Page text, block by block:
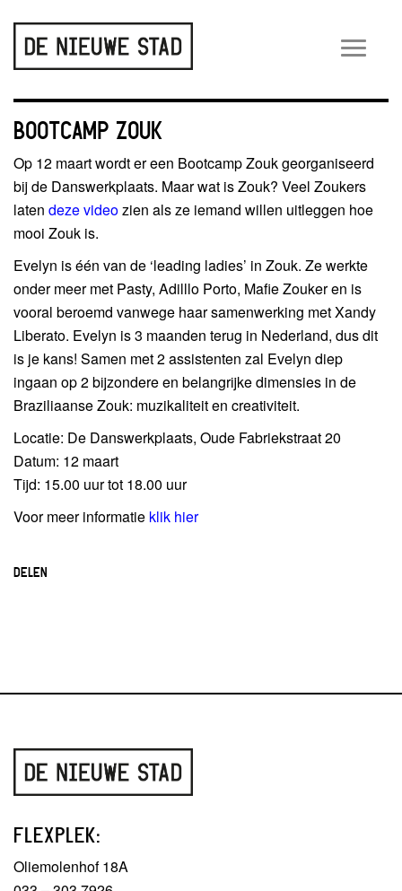
BOOTCAMP ZOUK
Op 12 maart wordt er een Bootcamp Zouk georganiseerd
bij de Danswerkplaats. Maar wat is Zouk? Veel Zoukers
laten deze videozien als ze iemand willen uitleggen hoe
mooi Zouk is.
Evelyn is één van de ‘leading ladies’ in Zouk. Ze werkte
onder meer met Pasty, Adilllo Porto, Mafie Zouker en is
vooral beroemd vanwege haar samenwerking met Xandy
Liberato. Evelyn is 3 maanden terug in Nederland, dus dit
is je kans! Samen met 2 assistenten zal Evelyn diep
ingaan op 2 bijzondere en belangrijke dimensies in de
Braziliaanse Zouk: muzikaliteit en creativiteit.
Locatie: De Danswerkplaats, Oude Fabriekstraat 20
Datum: 12 maart
Tijd: 15.00 uur tot 18.00 uur
Voor meer informatie klik hier
DELEN
FLEXPLEK:
Oliemolenhof 18A